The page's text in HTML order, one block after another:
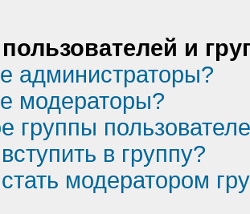
и
администраторы?
модераторы?
группы
в группу?
модератором